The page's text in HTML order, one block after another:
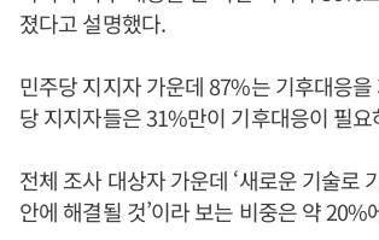
졌다고 설명했다.
민주당 지지자 가운데 87%는 기후대응
당 지지자들은 31%만이 기후대응이 필
전체 조사 대상자 가운데 ‘새로운 기술로
안에 해결될 것’이라 보는 비중은 약 20%